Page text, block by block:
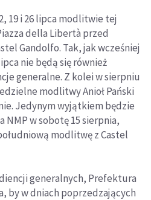
19 i 26 lipca modlitwie tej
della Libertà przed
Gandolfo. Tak, jak wcześniej
nie będą się również
generalne. Z kolei w sierpniu
modlitwy Anioł Pański
Jedynym wyjątkiem będzie
NMP w sobotę 15 sierpnia,
modlitwę z Castel
generalnych, Prefektura
by w dniach poprzedzających